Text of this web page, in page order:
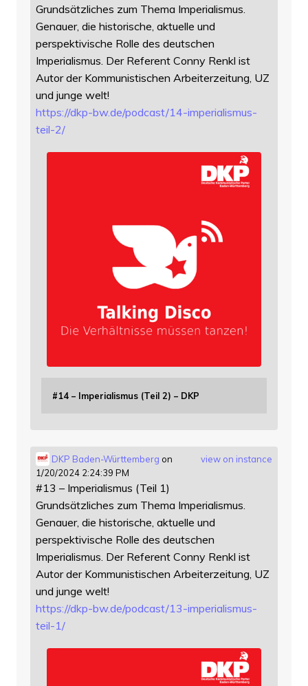
Grundsätzliches zum Thema Imperialismus.
Genauer, die historische, aktuelle und
perspektivische Rolle des deutschen
Imperialismus. Der Referent Conny Renkl ist
Autor der Kommunistischen Arbeiterzeitung, UZ
und junge welt!
https://dkp-bw.de/podcast/14-imperialismus-
teil-2/
#14 – Imperialismus (Teil 2) – DKP
view on instance
DKP Baden-Württemberg on
1/20/2024 2:24:39 PM
#13 – Imperialismus (Teil 1)
Grundsätzliches zum Thema Imperialismus.
Genauer, die historische, aktuelle und
perspektivische Rolle des deutschen
Imperialismus. Der Referent Conny Renkl ist
Autor der Kommunistischen Arbeiterzeitung, UZ
und junge welt!
https://dkp-bw.de/podcast/13-imperialismus-
teil-1/